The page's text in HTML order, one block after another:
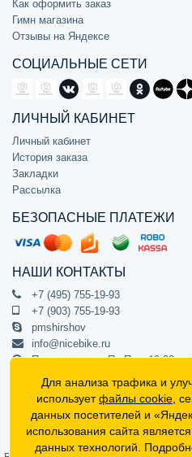
Как оформить заказ
Гимн магазина
Отзывы на Яндексе
СОЦИАЛЬНЫЕ СЕТИ
ЛИЧНЫЙ КАБИНЕТ
Личный кабинет
История заказа
Закладки
Рассылка
БЕЗОПАСНЫЕ ПЛАТЕЖИ
НАШИ КОНТАКТЫ
+7 (495) 755-19-93
+7 (903) 755-19-93
pmshirshov
info@nicebike.ru
Прием звонков Пн-Пт с 10:00 до
ПВЗ Пн-Пт с 10:00 до 20:00
г. Москва, ул. Барклая 13с1
подъезд 1, цокольный этаж, офис 1
Официальный интернет-магазин
Для анализа трафика и
используетфайлы cookie ,
данных посетителей и
использования сайта является
данных технологий.